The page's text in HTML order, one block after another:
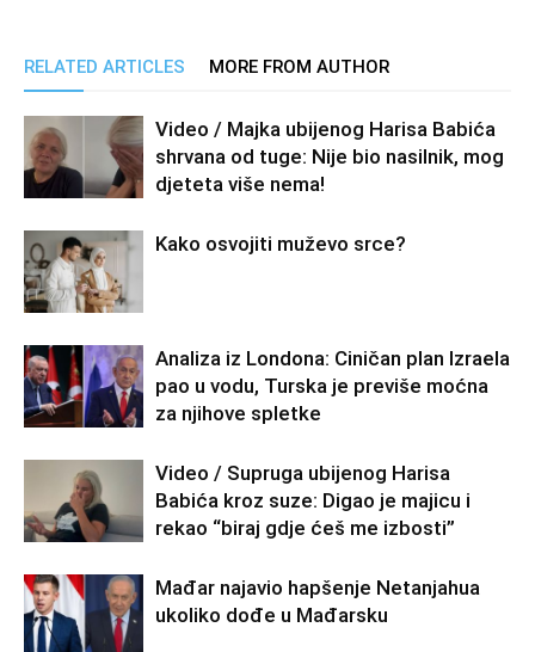
RELATED ARTICLES MORE FROM AUTHOR
Video / Majka ubijenog Harisa Babića
shrvana od tuge: Nije bio nasilnik, mog
djeteta više nema!
Kako osvojiti muževo srce?
Analiza iz Londona: Ciničan plan Izraela
pao u vodu, Turska je previše moćna
za njihove spletke
Video / Supruga ubijenog Harisa
Babića kroz suze: Digao je majicu i
rekao “biraj gdje ćeš me izbosti”
Mađar najavio hapšenje Netanjahua
ukoliko dođe u Mađarsku